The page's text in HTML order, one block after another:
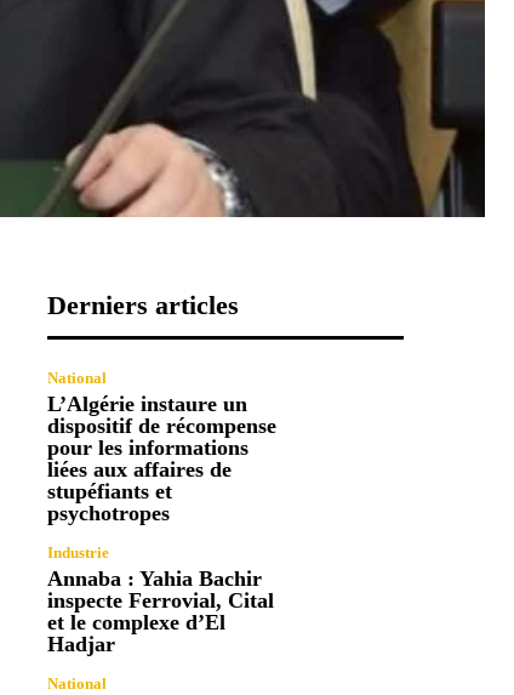
Derniers articles
National
L’Algérie instaure un
dispositif de récompense
pour les informations
liées aux affaires de
stupéfiants et
psychotropes
Industrie
Annaba : Yahia Bachir
inspecte Ferrovial, Cital
et le complexe d’El
Hadjar
National